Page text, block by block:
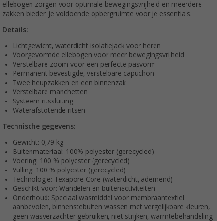
ellebogen zorgen voor optimale bewegingsvrijheid en meerdere
zakken bieden je voldoende opbergruimte voor je essentials.
Details:
Lichtgewicht, waterdicht isolatiejack voor heren
Voorgevormde ellebogen voor meer bewegingsvrijheid
Verstelbare zoom voor een perfecte pasvorm
Permanent bevestigde, verstelbare capuchon
Twee heupzakken en een binnenzak
Verstelbare manchetten
Systeem ritssluiting
Waterafstotende ritsen
Technische gegevens:
Gewicht: 0,79 kg
Buitenmateriaal: 100% polyester (gerecycled)
Voering: 100 % polyester (gerecycled)
Vulling: 100 % polyester (gerecycled)
Technologie: Texapore Core (waterdicht, ademend)
Geschikt voor: Wandelen en buitenactiviteiten
Onderhoud: Speciaal wasmiddel voor membraantextiel
aanbevolen, binnenstebuiten wassen met vergelijkbare kleuren,
geen wasverzachter gebruiken, niet strijken, warmtebehandeling